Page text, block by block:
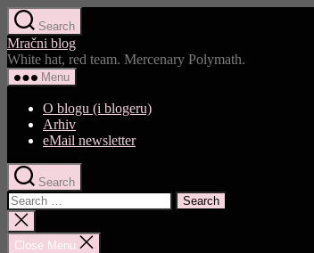
Skip
to
the
content
Search
Mračni blog
White hat, red team. Mercenary Polymath.
Menu
O blogu (i blogeru)
Arhiv
eMail newsletter
Search
Search
for:
Close
search
Close Menu